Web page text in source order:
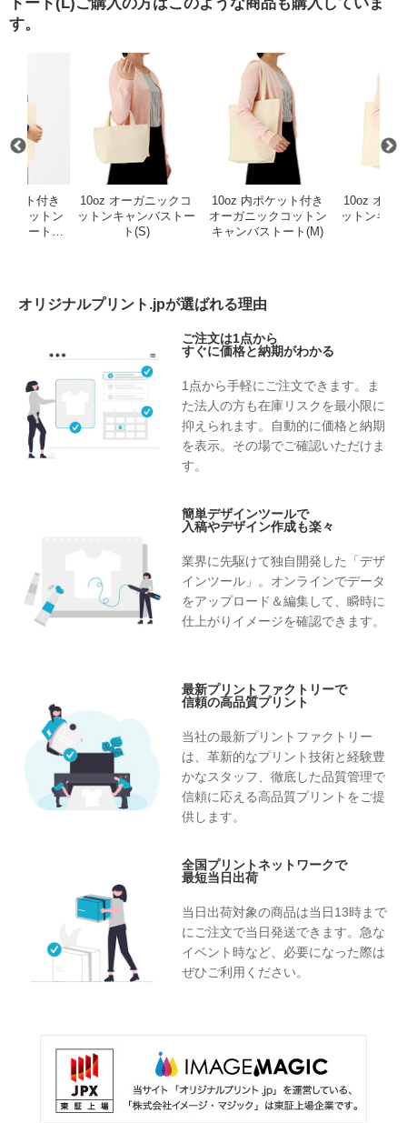
す。
ットンキャンバストート(S)
レードコットンカジュアルフラットバッグ（L）
ット付き
クコットン
ストート
10oz 内ポケット付きオーガニックコットンキャンバスト
10oz オーガニックコ
ットンキャンバストー
ト(S)
10oz オーガニックコットンキャン
10oz 内ポケット付き
オーガニックコットン
キャンバストート(M)
10oz オー
ットンキャ
オリジナルプリント.jpが選ばれる理由
ご注文は1点から
すぐに価格と納期がわかる
1点から手軽にご注文できます。ま
た法人の方も在庫リスクを最小限に
抑えられます。自動的に価格と納期
を表示。その場でご確認いただけま
す。
簡単デザインツールで
入稿やデザイン作成も楽々
業界に先駆けて独自開発した「デザ
インツール」。オンラインでデータ
をアップロード＆編集して、瞬時に
仕上がりイメージを確認できます。
最新プリントファクトリーで
信頼の高品質プリント
当社の最新プリントファクトリー
は、革新的なプリント技術と経験豊
かなスタッフ、徹底した品質管理で
信頼に応える高品質プリントをご提
供します。
全国プリントネットワークで
最短当日出荷
当日出荷対象の商品は当日13時まで
にご注文で当日発送できます。急な
イベント時など、必要になった際は
ぜひご利用ください。